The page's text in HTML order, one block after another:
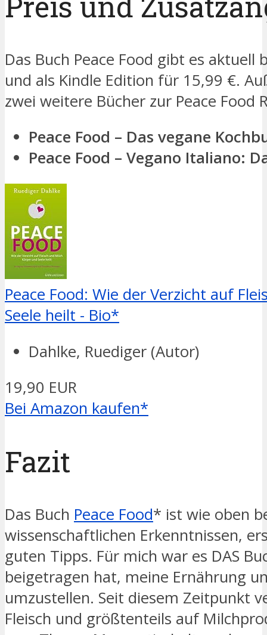
Das Buch Peace Food gibt es aktuell
und als Kindle Edition für 15,99 €.
zwei weitere Bücher zur Peace Food
Peace Food – Das vegane
Peace Food – Vegano Italiano:
Peace Food: Wie der Verzicht auf
Seele heilt - Bio*
Dahlke, Ruediger (Autor)
19,90 EUR
Bei Amazon kaufen*
Fazit
Das Buch Peace Food* ist wie oben
wissenschaftlichen Erkenntnissen,
guten Tipps. Für mich war es DAS
beigetragen hat, meine Ernährung
umzustellen. Seit diesem Zeitpunkt
Fleisch und größtenteils auf